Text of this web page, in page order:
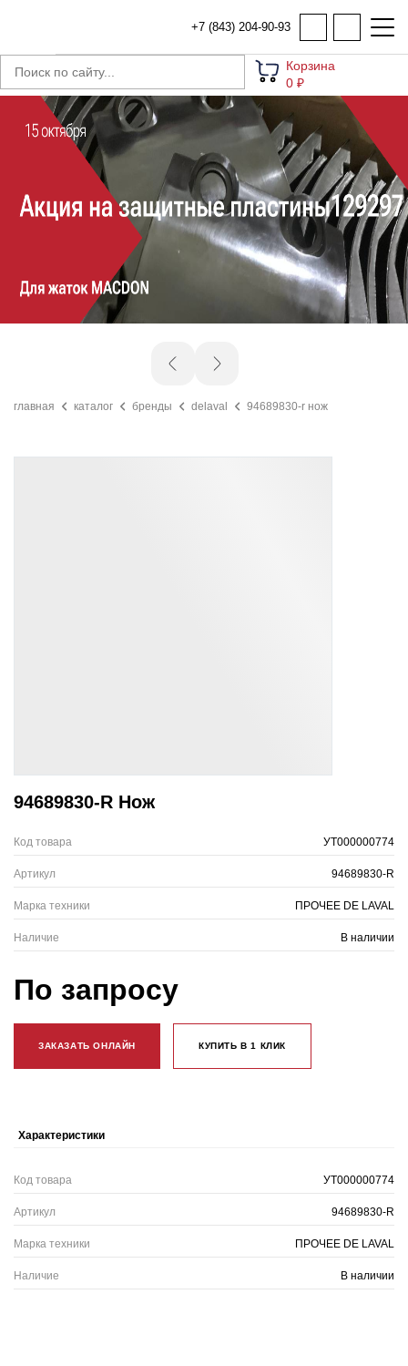
+7 (843) 204-90-93
Корзина
0 ₽
главная каталог бренды delaval 94689830-r нож
94689830-R Нож
Код товара УТ000000774
Артикул 94689830-R
Марка техники ПРОЧЕЕ DE LAVAL
Наличие В наличии
По запросу
ЗАКАЗАТЬ ОНЛАЙН КУПИТЬ В 1 КЛИК
Характеристики
Код товара УТ000000774
Артикул 94689830-R
Марка техники ПРОЧЕЕ DE LAVAL
Наличие В наличии